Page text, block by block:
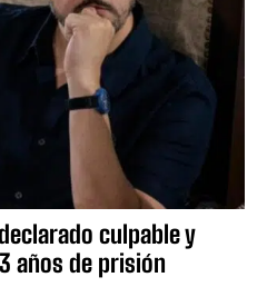
culpable y
años de prisión